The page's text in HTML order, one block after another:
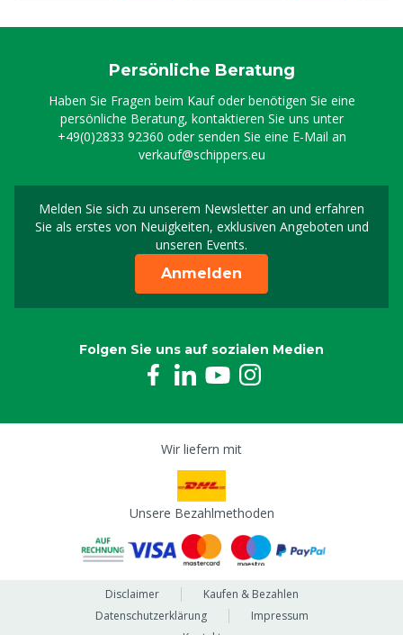
Persönliche Beratung
Haben Sie Fragen beim Kauf oder benötigen Sie eine
persönliche Beratung, kontaktieren Sie uns unter
+49(0)2833 92360 oder senden Sie eine E-Mail an
verkauf@schippers.eu
Melden Sie sich zu unserem Newsletter an und erfahren
Sie als erstes von Neuigkeiten, exklusiven Angeboten und
unseren Events.
Melden Sie sich für
Anmelden
Folgen Sie uns auf sozialen Medien
Wir liefern mit
Unsere Bezahlmethoden
Disclaimer
Kaufen & Bezahlen
Datenschutzerklärung
Impressum